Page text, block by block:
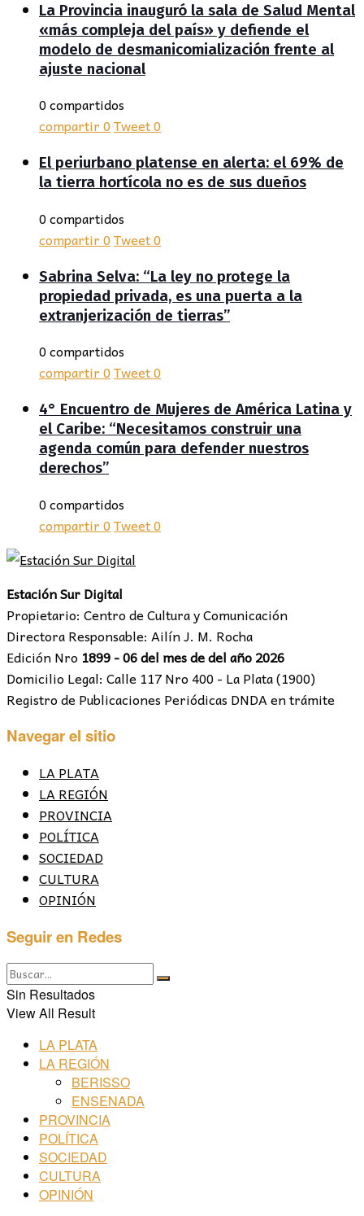
La Provincia inauguró la sala de Salud Mental
«más compleja del país» y defiende el
modelo de desmanicomialización frente al
ajuste nacional
0 compartidos
compartir0Tweet0
El periurbano platense en alerta: el 69% de
la tierra hortícola no es de sus dueños
0 compartidos
compartir0Tweet0
Sabrina Selva: “La ley no protege la
propiedad privada, es una puerta a la
extranjerización de tierras”
0 compartidos
compartir0Tweet0
4° Encuentro de Mujeres de América Latina y
el Caribe: “Necesitamos construir una
agenda común para defender nuestros
derechos”
0 compartidos
compartir0Tweet0
Estación Sur Digital
Propietario: Centro de Cultura y Comunicación
Directora Responsable: Ailín J. M. Rocha
Edición Nro 1899 - 06 del mes de del año 2026
Domicilio Legal: Calle 117 Nro 400 - La Plata (1900)
Registro de Publicaciones Periódicas DNDA en trámite
Navegar el sitio
LA PLATA
LA REGIÓN
PROVINCIA
POLÍTICA
SOCIEDAD
CULTURA
OPINIÓN
Seguir en Redes
Sin Resultados
View All Result
LA PLATA
LA REGIÓN
BERISSO
ENSENADA
PROVINCIA
POLÍTICA
SOCIEDAD
CULTURA
OPINIÓN